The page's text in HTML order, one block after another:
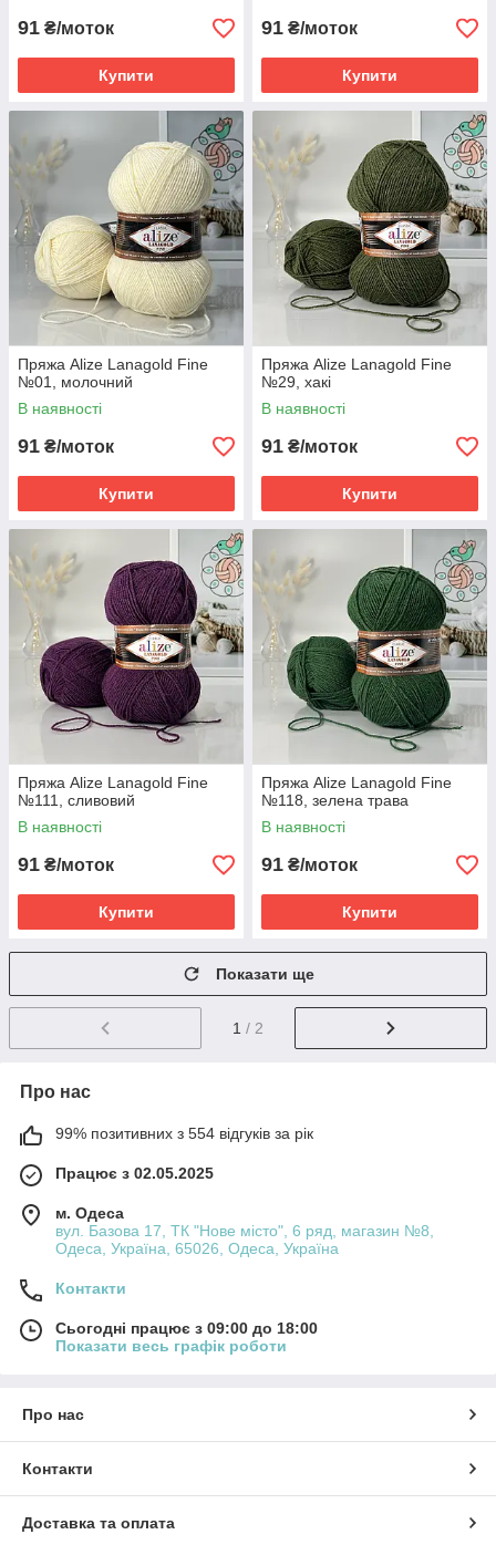
91 ₴/моток
Купити
91 ₴/моток
Купити
Пряжа Alize Lanagold Fine
№01, молочний
В наявності
91 ₴/моток
Купити
Пряжа Alize Lanagold Fine
№29, хакі
В наявності
91 ₴/моток
Купити
Пряжа Alize Lanagold Fine
№111, сливовий
В наявності
91 ₴/моток
Купити
Пряжа Alize Lanagold Fine
№118, зелена трава
В наявності
91 ₴/моток
Купити
Показати ще
1 / 2
Про нас
99% позитивних з 554 відгуків за рік
Працює з 02.05.2025
м. Одеса
вул. Базова 17, ТК "Нове місто", 6 ряд, магазин №8,
Одеса, Україна, 65026, Одеса, Україна
Контакти
Сьогодні працює з 09:00 до 18:00
Показати весь графік роботи
Про нас
Контакти
Доставка та оплата